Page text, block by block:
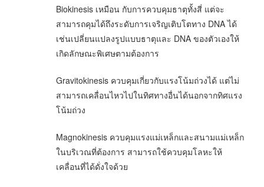
Biokinesis เหมือน กับการควบคุมธาตุทั้งสี่ แต่จะ
สามารถคุมได้ถึงระดับการเจริญเติบโตทาง DNA ได้
เช่นเปลี่ยนแปลงรูปแบบธาตุและ DNA ของตัวเองให้
เกิดลักษณะพิเศษตามต้องการ
Gravitokinesis ควบคุมเกี่ยวกับแรงโน้มถ่วงได้ แต่ไม่
สามารถเคลื่อนไหวไปในทิศทางอื่นได้นอกจากทิศแรง
โน้มถ่วง
Magnokinesis ควบคุมแรงแม่เหล็กและสนามแม่เหล็ก
ในบริเวณที่ต้องการ สามารถใช้ควบคุมโลหะให้
เคลื่อนที่ได้ดั่งใจด้วย